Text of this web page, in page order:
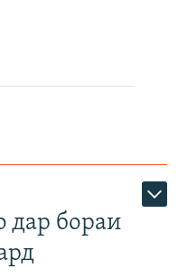
дар бораи